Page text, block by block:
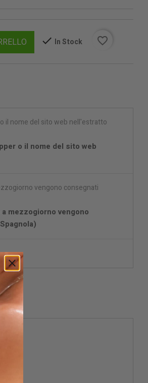
In Stock favorite_border
o il nome del sito web
mezzogiorno vengono